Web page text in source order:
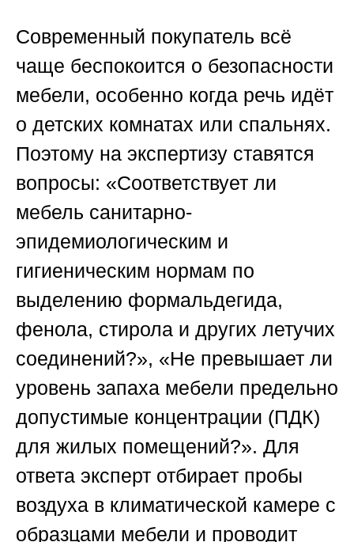
Современный покупатель всё
чаще беспокоится о безопасности
мебели, особенно когда речь идёт
о детских комнатах или спальнях.
Поэтому на экспертизу ставятся
вопросы: «Соответствует ли
мебель санитарно-
эпидемиологическим и
гигиеническим нормам по
выделению формальдегида,
фенола, стирола и других летучих
соединений?», «Не превышает ли
уровень запаха мебели предельно
допустимые концентрации (ПДК)
для жилых помещений?». Для
ответа эксперт отбирает пробы
воздуха в климатической камере с
образцами мебели и проводит